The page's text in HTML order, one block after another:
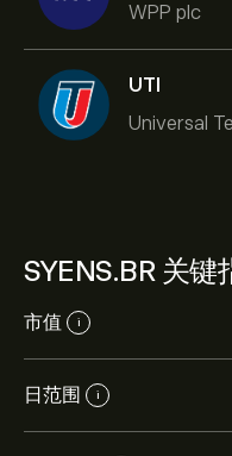
WPP plc
UTI
Universal
SYENS.BR 关键
市值 i
日范围 i